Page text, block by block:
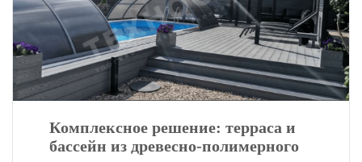
Комплексное решение: терраса и
бассейн из древесно-полимерного